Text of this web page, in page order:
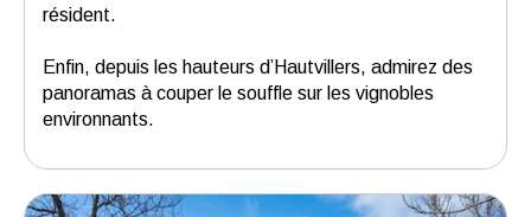
résident.
Enfin, depuis les hauteurs d’Hautvillers, admirez des
panoramas à couper le souffle sur les vignobles
environnants.